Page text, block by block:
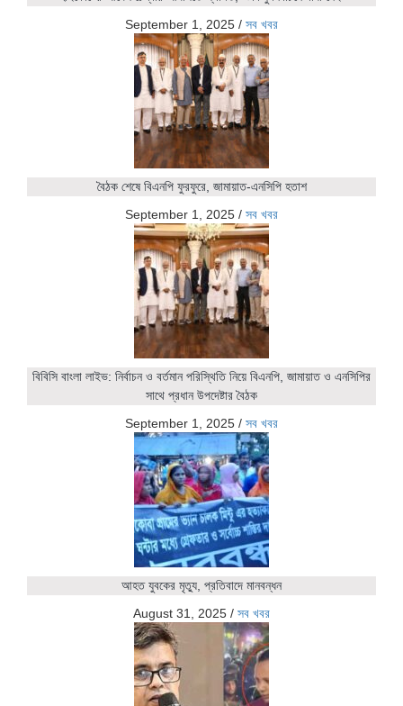
September 1, 2025 / সব খবর
বৈঠক শেষে বিএনপি ফুরফুরে, জামায়াত-এনসিপি হতাশ
September 1, 2025 / সব খবর
বিবিসি বাংলা লাইভ: নির্বাচন ও বর্তমান পরিস্থিতি নিয়ে বিএনপি, জামায়াত ও এনসিপির
সাথে প্রধান উপদেষ্টার বৈঠক
September 1, 2025 / সব খবর
আহত যুবকের মৃত্যু, প্রতিবাদে মানবন্ধন
August 31, 2025 / সব খবর